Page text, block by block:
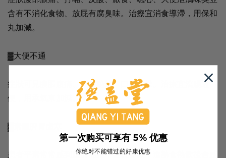
含有不消化食物、放屁有腐臭味。治療宜消食導滯，用保和
丸加減。
▓大便不通
症狀可見腹脹腹痛、大便秘結、口乾舌燥。治療宜瀉腸通
便，用承氣東加減。
▓素體脾胃虛寒
患者平素常常感到腹部滿脹，喜暖喜按，進熱食熱飲後會感
第一次购买可享有 5% 优惠
你绝对不能错过的好康优惠